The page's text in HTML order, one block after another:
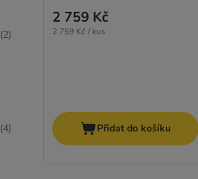
(2)
(4)
2 759 Kč
2 759 Kč / kus
Přidat do košíku